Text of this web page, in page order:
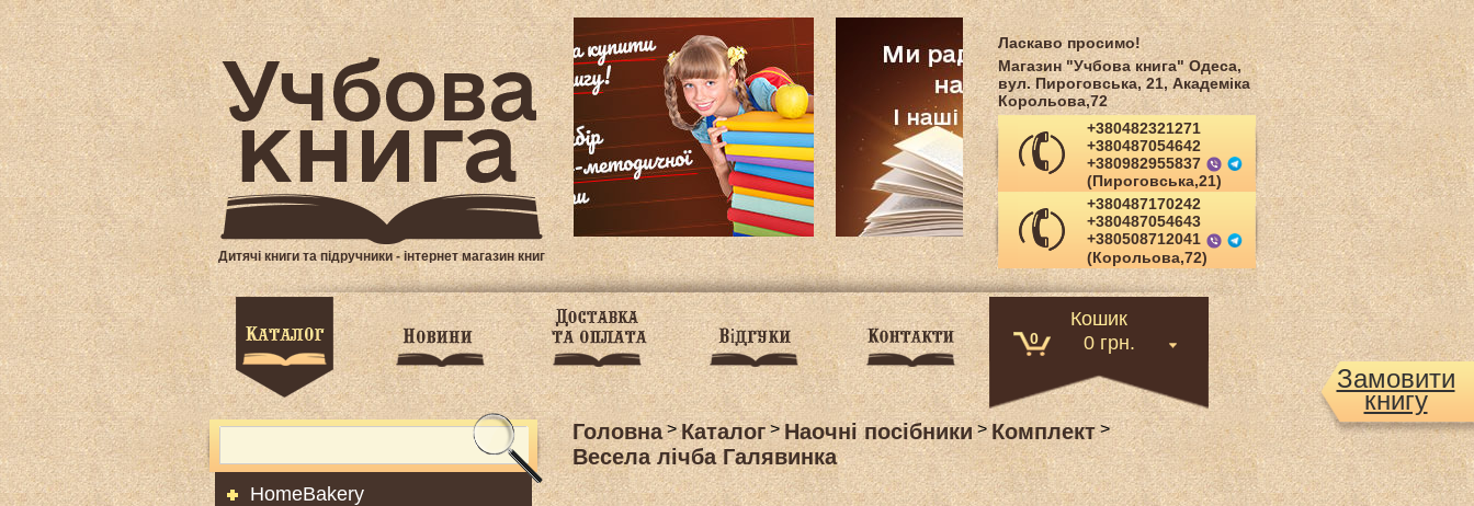
Дитячі книги та підручники - інтернет магазин книг
Ласкаво просимо!
Магазин "Учбова книга" Одеса,
вул. Пироговська, 21, Академіка
Корольова,72
+380482321271
+380487054642
+380982955837
(Пироговська,21)
+380487170242
+380487054643
+380508712041
(Корольова,72)
Кошик
0 0 грн.
HomeBakery
Головна > Каталог > Наочні посібники > Комплект >
Весела лічба Галявинка
Замовити
книгу